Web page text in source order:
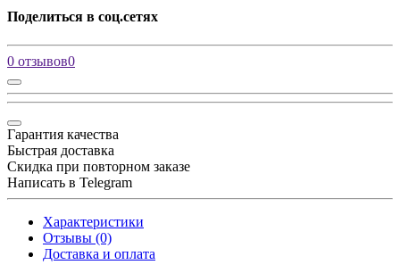
Поделиться в соц.сетях
0 отзывов0
Гарантия качества
Быстрая доставка
Скидка при повторном заказе
Написать в Telegram
Характеристики
Отзывы (0)
Доставка и оплата